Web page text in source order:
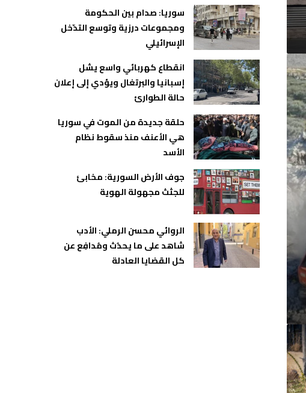
سوريا: صدام بين الحكومة
ومجموعات درزية وتوسع التدّخل
الإسرائيلي
انقطاع كهربائي واسع يشل
إسبانيا والبرتغال ويؤدي إلى إعلان
حالة الطوارئ
حلقة جديدة من الموت في سوريا
هي الأعنف منذ سقوط نظام
الأسد
جوف الأرض السورية: مخابئ
للجثث مجهولة الهوية
الروائي محسن الرملي: الأدب
شاهد على ما يحدُث ومُدافِع عن
كل القضايا العادلة